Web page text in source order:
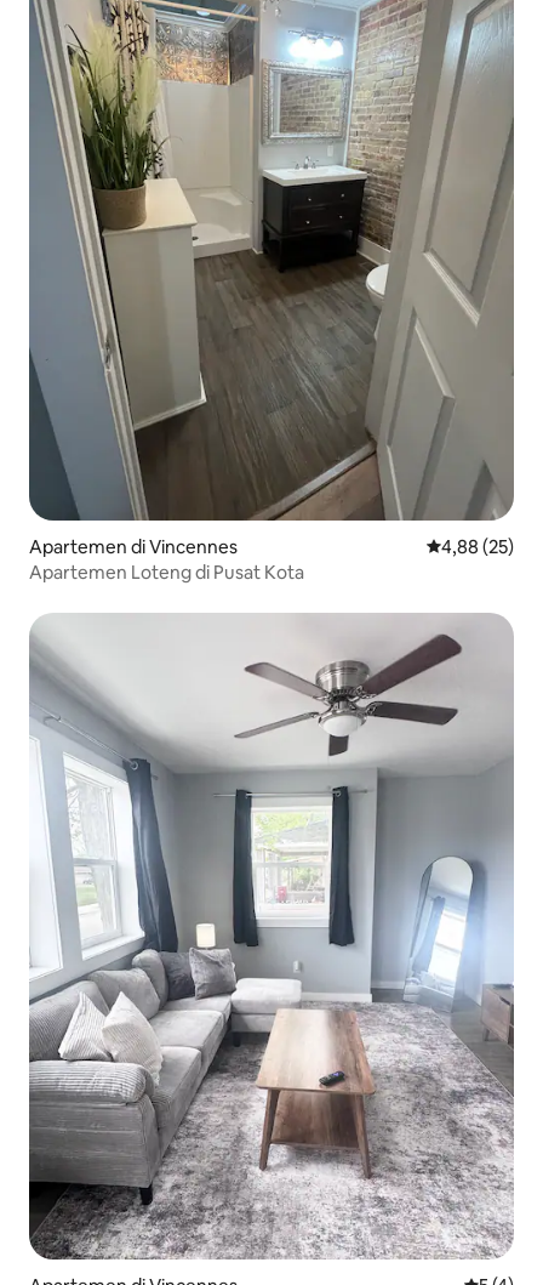
Apartemen di Vincennes Nilai rata-rata
4,88 (25)
Apartemen Loteng di Pusat Kota